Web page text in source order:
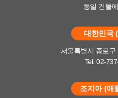
동일 건물
대한민국
서울특별시 종로구
Tel. 02-
조지아 (애